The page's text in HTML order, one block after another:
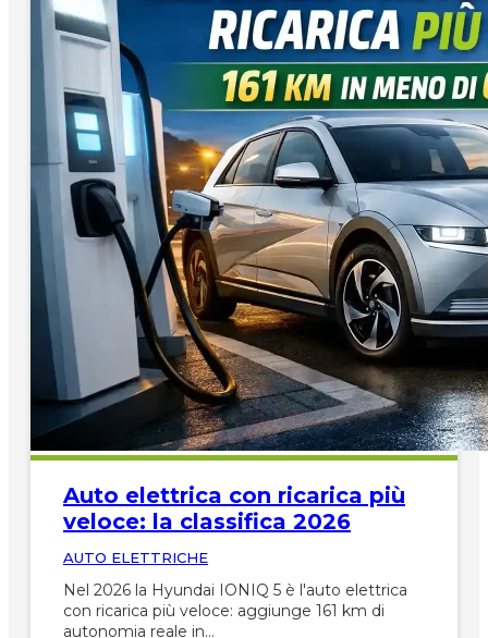
Auto elettrica con ricarica più
veloce: la classifica 2026
AUTO ELETTRICHE
Nel 2026 la Hyundai IONIQ 5 è l'auto elettrica
con ricarica più veloce: aggiunge 161 km di
autonomia reale in…